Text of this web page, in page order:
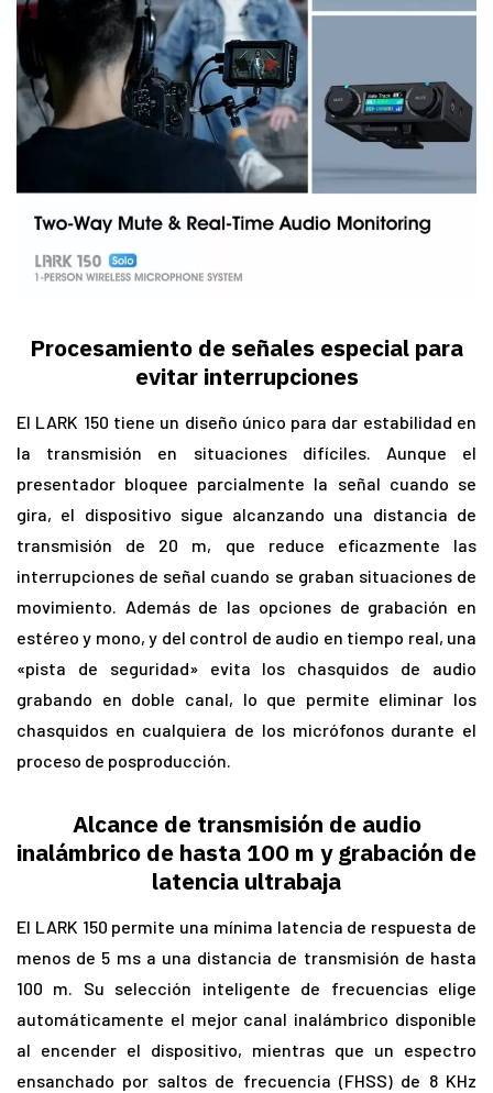
Procesamiento de señales especial para
evitar interrupciones
El LARK 150 tiene un diseño único para dar estabilidad en
la transmisión en situaciones difíciles. Aunque el
presentador bloquee parcialmente la señal cuando se
gira, el dispositivo sigue alcanzando una distancia de
transmisión de 20 m, que reduce eficazmente las
interrupciones de señal cuando se graban situaciones de
movimiento. Además de las opciones de grabación en
estéreo y mono, y del control de audio en tiempo real, una
«pista de seguridad» evita los chasquidos de audio
grabando en doble canal, lo que permite eliminar los
chasquidos en cualquiera de los micrófonos durante el
proceso de posproducción.
Alcance de transmisión de audio
inalámbrico de hasta 100 m y grabación de
latencia ultrabaja
El LARK 150 permite una mínima latencia de respuesta de
menos de 5 ms a una distancia de transmisión de hasta
100 m. Su selección inteligente de frecuencias elige
automáticamente el mejor canal inalámbrico disponible
al encender el dispositivo, mientras que un espectro
ensanchado por saltos de frecuencia (FHSS) de 8 KHz